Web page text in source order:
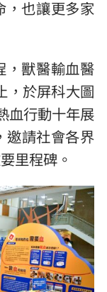
，也讓更多家
，獸醫輸血醫
，於屏科大圖
血行動十年展
邀請社會各界
里程碑。